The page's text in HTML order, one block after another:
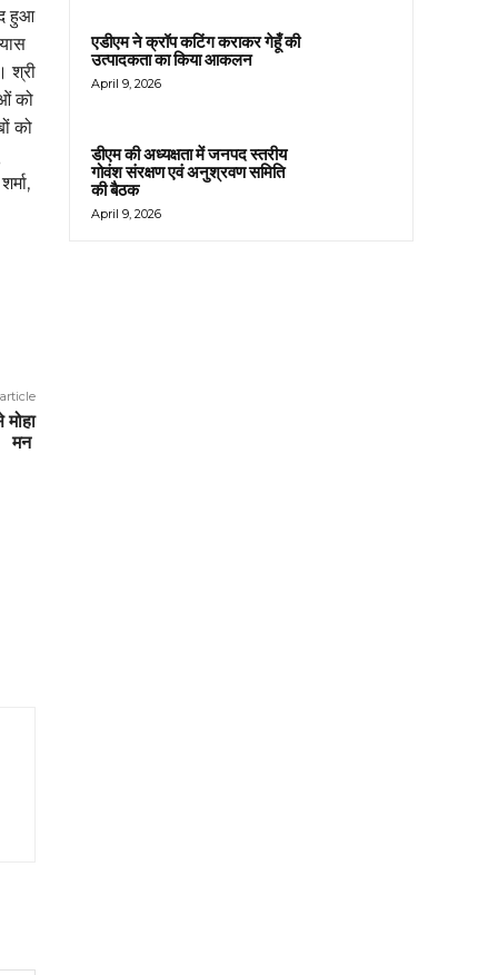
हुआ
श्री
को
को
मन
एडीएम ने क्रॉप कटिंग कराकर गेहूँ की
उत्पादकता का किया आकलन
April 9, 2026
डीएम की अध्यक्षता में जनपद स्तरीय
गोवंश संरक्षण एवं अनुश्रवण समिति
की बैठक
April 9, 2026